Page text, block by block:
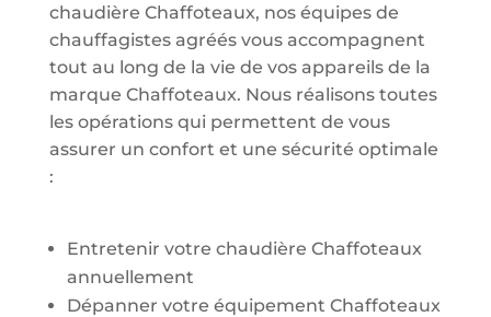
chaudière Chaffoteaux, nos équipes de
chauffagistes agréés vous accompagnent
tout au long de la vie de vos appareils de la
marque Chaffoteaux. Nous réalisons toutes
les opérations qui permettent de vous
assurer un confort et une sécurité optimale
:
Entretenir votre chaudière Chaffoteaux
annuellement
Dépanner votre équipement Chaffoteaux